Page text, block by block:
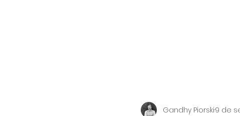
Gandhy Piorski9 de